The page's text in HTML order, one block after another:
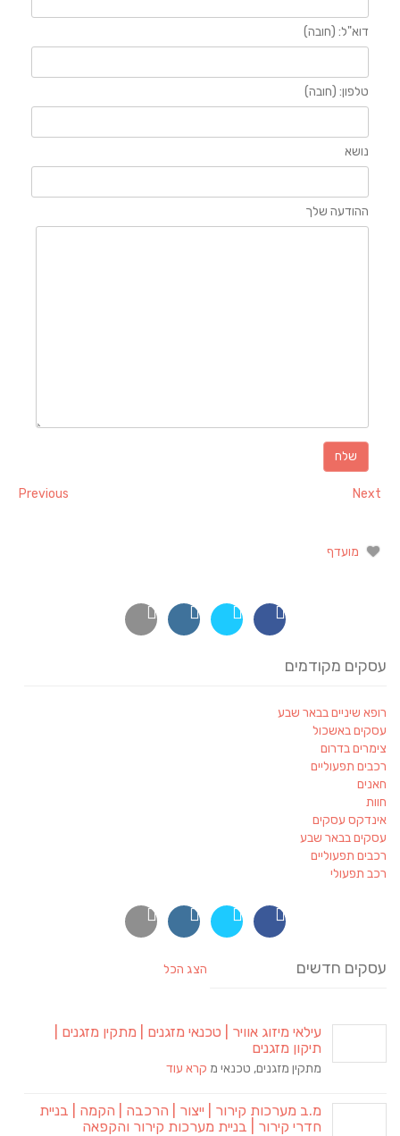
דוא"ל: (חובה)
טלפון: (חובה)
נושא
ההודעה שלך
Previous Next
מועדף
עסקים מקודמים
רופא שיניים בבאר שבע
עסקים באשכול
צימרים בדרום
רכבים תפעוליים
חאנים
חוות
אינדקס עסקים
עסקים בבאר שבע
רכבים תפעוליים
רכב תפעולי
עסקים חדשים הצג הכל
עילאי מיזוג אוויר | טכנאי מזגנים | מתקין מזגנים |
תיקון מזגנים
מתקין מזגנים, טכנאי מ קרא עוד
מ.ב מערכות קירור | ייצור | הרכבה | הקמה | בניית
חדרי קירור | בניית מערכות קירור והקפאה